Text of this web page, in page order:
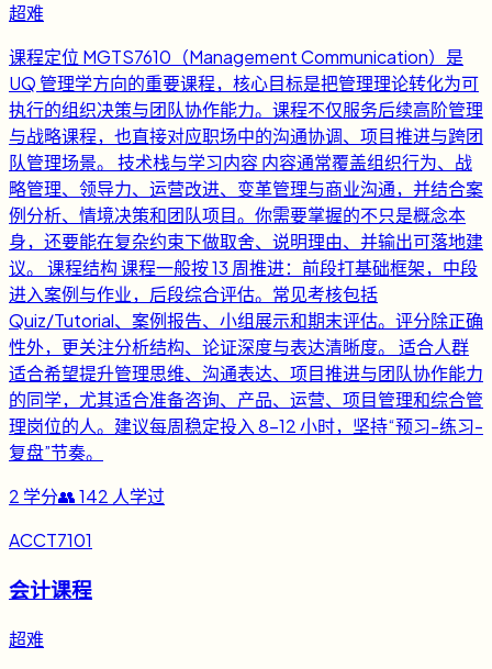
超难
课程定位 MGTS7610（Management Communication）是
UQ 管理学方向的重要课程，核心目标是把管理理论转化为可
执行的组织决策与团队协作能力。课程不仅服务后续高阶管理
与战略课程，也直接对应职场中的沟通协调、项目推进与跨团
队管理场景。 技术栈与学习内容 内容通常覆盖组织行为、战
略管理、领导力、运营改进、变革管理与商业沟通，并结合案
例分析、情境决策和团队项目。你需要掌握的不只是概念本
身，还要能在复杂约束下做取舍、说明理由、并输出可落地建
议。 课程结构 课程一般按 13 周推进：前段打基础框架，中段
进入案例与作业，后段综合评估。常见考核包括
Quiz/Tutorial、案例报告、小组展示和期末评估。评分除正确
性外，更关注分析结构、论证深度与表达清晰度。 适合人群
适合希望提升管理思维、沟通表达、项目推进与团队协作能力
的同学，尤其适合准备咨询、产品、运营、项目管理和综合管
理岗位的人。建议每周稳定投入 8-12 小时，坚持“预习-练习-
复盘”节奏。
2 学分👥142 人学过
ACCT7101
会计课程
超难